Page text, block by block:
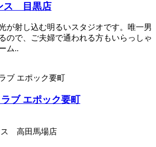
ス 目黒店
が射し込む明るいスタジオです。唯一男
ので、ご夫婦で通われる方もいらっしゃ
ム..
ブ エポック要町